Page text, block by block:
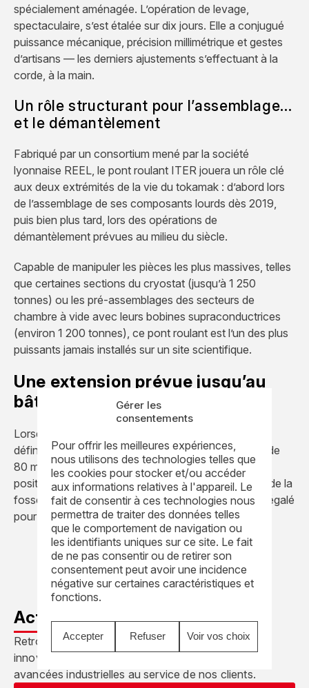
Gérer les
consentements
Pour offrir les meilleures expériences,
nous utilisons des technologies telles que
les cookies pour stocker et/ou accéder
aux informations relatives à l'appareil. Le
fait de consentir à ces technologies nous
permettra de traiter des données telles
que le comportement de navigation ou
les identifiants uniques sur ce site. Le fait
de ne pas consentir ou de retirer son
consentement peut avoir une incidence
négative sur certaines caractéristiques et
fonctions.
Accepter Refuser Voir vos choix
spécialement aménagée. L’opération de levage,
spectaculaire, s’est étalée sur dix jours. Elle a conjugué
puissance mécanique, précision millimétrique et gestes
d’artisans — les derniers ajustements s’effectuant à la
corde, à la main.
Un rôle structurant pour l’assemblage…
et le démantèlement
Fabriqué par un consortium mené par la société
lyonnaise REEL, le pont roulant ITER jouera un rôle clé
aux deux extrémités de la vie du tokamak : d’abord lors
de l’assemblage de ses composants lourds dès 2019,
puis bien plus tard, lors des opérations de
démantèlement prévues au milieu du siècle.
Capable de manipuler les pièces les plus massives, telles
que certaines sections du cryostat (jusqu’à 1 250
tonnes) ou les pré-assemblages des secteurs de
chambre à vide avec leurs bobines supraconductrices
(environ 1 200 tonnes), ce pont roulant est l’un des plus
puissants jamais installés sur un site scientifique.
Une extension prévue jusqu’au
bâtiment tokamak
Lorsque le bâtiment tokamak atteindra sa hauteur
définitive, les rails du pont roulant seront prolongés de
80 mètres supplémentaires. Il sera alors possible de
positionner les composants directement au-dessus de la
fosse d’assemblage, avec un niveau de précision inégalé
pour ce type d’opération.
Actualités REEL
Retrouvez les temps forts de notre activité :
innovations techniques, projets stratégiques et
avancées industrielles au service de nos clients.